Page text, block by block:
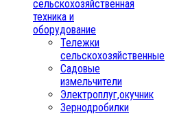
сельскохозяйственная
техника и
оборудование
Тележки
сельскохозяйственные
Садовые
измельчители
Электроплуг,окучник
Зернодробилки